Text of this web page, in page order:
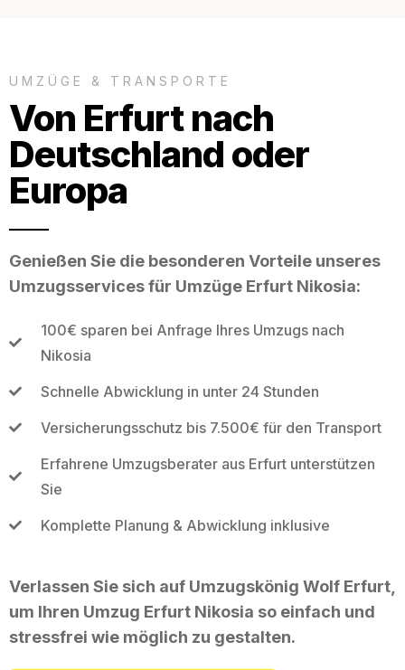
UMZÜGE & TRANSPORTE
Von Erfurt nach
Deutschland oder
Europa
Genießen Sie die besonderen Vorteile unseres
Umzugsservices für Umzüge Erfurt Nikosia:
100€ sparen bei Anfrage Ihres Umzugs nach
Nikosia
Schnelle Abwicklung in unter 24 Stunden
Versicherungsschutz bis 7.500€ für den Transport
Erfahrene Umzugsberater aus Erfurt unterstützen
Sie
Komplette Planung & Abwicklung inklusive
Verlassen Sie sich auf Umzugskönig Wolf Erfurt,
um Ihren Umzug Erfurt Nikosia so einfach und
stressfrei wie möglich zu gestalten.